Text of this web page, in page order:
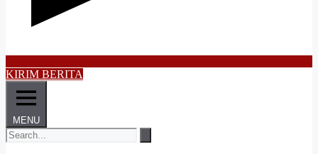
KIRIM BERITA
MENU